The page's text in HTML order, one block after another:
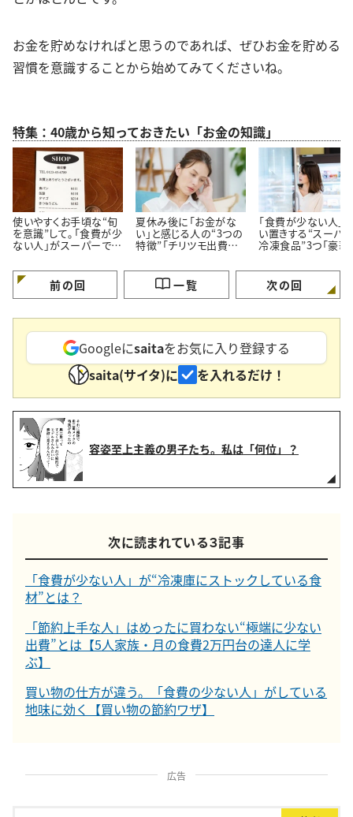
お金を貯めなければと思うのであれば、ぜひお金を貯める
習慣を意識することから始めてみてくださいね。
特集：40歳から知っておきたい「お金の知識」
使いやすくお手頃な“旬
を意識”して。「食費が少
ない人」がスーパーでよ
夏休み後に「お金がな
い」と感じる人の“3つの
特徴”「チリツモ出費に
「食費が少ない人」
い置きする“スーパ
冷凍食品”3つ「豪華
る」
前の回 一覧 次の回
Googleにsaitaをお気に入り登録する
saita(サイタ)に
を入れるだけ！
容姿至上主義の男子たち。私は「何位」？
次に読まれている３記事
「食費が少ない人」が“冷凍庫にストックしている食
材”とは？
「節約上手な人」はめったに買わない“極端に少ない
出費”とは【5人家族・月の食費2万円台の達人に学
ぶ】
買い物の仕方が違う。「食費の少ない人」がしている
地味に効く【買い物の節約ワザ】
広告